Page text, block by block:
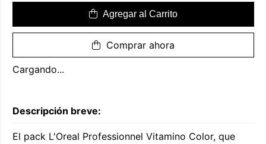
Agregar al Carrito
Comprar ahora
Cargando...
Descripción breve:
El pack L'Oreal Professionnel Vitamino Color, que